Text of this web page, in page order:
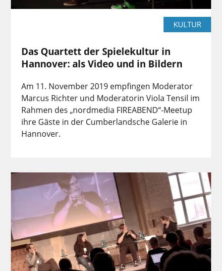
KULTUR
Das Quartett der Spielekultur in
Hannover: als Video und in Bildern
Am 11. November 2019 empfingen Moderator
Marcus Richter und Moderatorin Viola Tensil im
Rahmen des „nordmedia FIREABEND“-Meetup
ihre Gäste in der Cumberlandsche Galerie in
Hannover.